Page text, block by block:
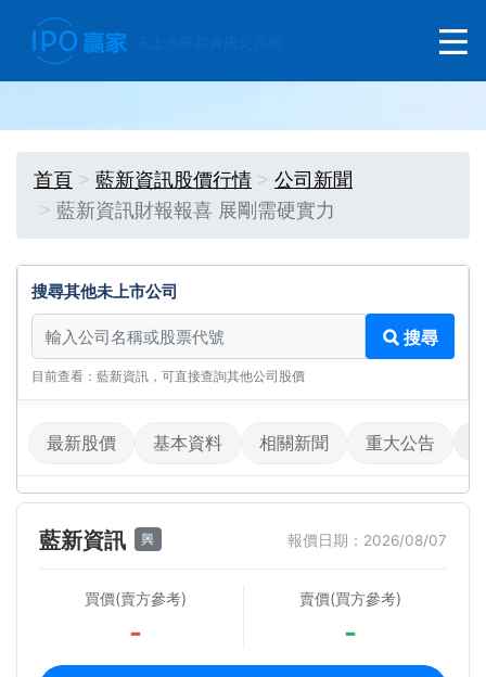
首頁 藍新資訊股價行情
公司新聞
藍新資訊財報報喜 展剛需硬實力
搜尋其他未上市公司
搜尋其他未上市公司
搜尋
目前查看：藍新資訊，可直接查詢其他公司股價
最新股價 基本資料 相關新聞 重大公告
藍新資訊 興 報價日期：2026/08/07
買價(賣方參考)
-
賣價(買方參考)
-